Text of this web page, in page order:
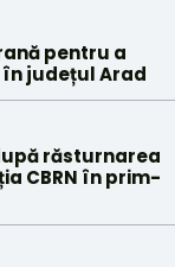
pentru a
în județul Arad
răsturnarea
CBRN în prim-